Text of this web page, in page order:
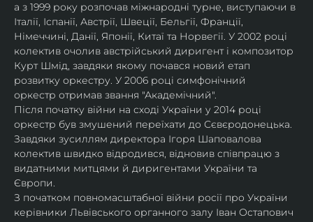
а з 1999 року розпочав міжнародні турне, виступаючи в
Італії, Іспанії, Австрії, Швеції, Бельгії, Франції,
Німеччині, Данії, Японії, Китаї та Норвегії. У 2002 році
колектив очолив австрійський диригент і композитор
Курт Шмід, завдяки якому почався новий етап
розвитку оркестру. У 2006 році симфонічний
оркестр отримав звання "Академічний".
Після початку війни на сході України у 2014 році
оркестр був змушений переїхати до Сєвєродонецька.
Завдяки зусиллям директора Ігоря Шаповалова
колектив швидко відродився, відновив співпрацю з
видатними митцями й диригентами України та
Європи.
З початком повномасштабної війни росії про України
керівники Львівського органного залу Іван Остапович